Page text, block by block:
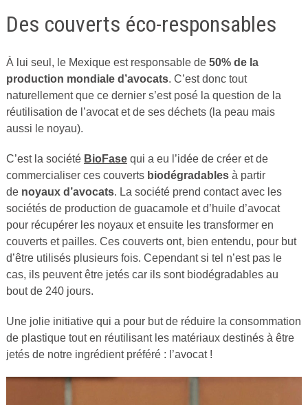
Des couverts éco-responsables
À lui seul, le Mexique est responsable de 50% de la
production mondiale d’avocats. C’est donc tout
naturellement que ce dernier s’est posé la question de la
réutilisation de l’avocat et de ses déchets (la peau mais
aussi le noyau).
C’est la société BioFasequi a eu l’idée de créer et de
commercialiser ces couverts biodégradablesà partir
de noyaux d’avocats. La société prend contact avec les
sociétés de production de guacamole et d’huile d’avocat
pour récupérer les noyaux et ensuite les transformer en
couverts et pailles. Ces couverts ont, bien entendu, pour but
d’être utilisés plusieurs fois. Cependant si tel n’est pas le
cas, ils peuvent être jetés car ils sont biodégradables au
bout de 240 jours.
Une jolie initiative qui a pour but de réduire la consommation
de plastique tout en réutilisant les matériaux destinés à être
jetés de notre ingrédient préféré : l’avocat !